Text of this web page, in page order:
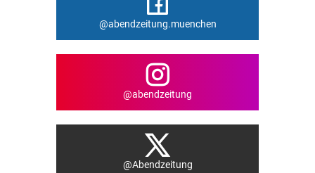
@abendzeitung.muenchen
@abendzeitung
@Abendzeitung